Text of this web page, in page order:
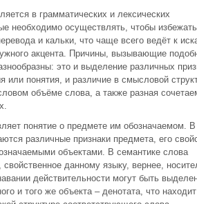
в грамматических и лексических
необходимо осуществлять, чтобы избежать
и кальки, что чаще всего ведёт к
акцента. Причины, вызывающие
это и выделение различных
или понятия, и различие в смысловой
объёме слова, а также разная
понятие о предмете им обозначаемом. В
различные признаки предмета, его
объектами. В семантике слова
данному языку, вернее,
действительности могут быть
и того же объекта – денотата, что